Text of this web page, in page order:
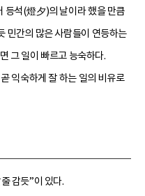
등석(燈夕)의 날이라 했을 만큼
민간의 많은 사람들이 연등하는
그 일이 빠르고 능숙하다.
익숙하게 잘 하는 일의 비유로
감듯”이 있다.